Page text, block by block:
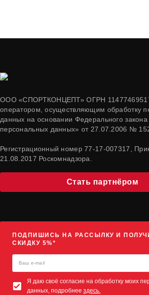
ООО «СПОРТКОНЦЕПТ» ОГРН
оператором, осуществляющим обработку
данных на основании Федерального
персональных данных» от 27.07.2006 №
Регистрационный номер 77-17-007317,
21.08.2017 Роскомнадзора.
Стать партнёром
ПОДПИШИСЬ НА РАССЫЛКУ И
СКИДКУ 5%*
Я даю своё согласие на обработку моих
данных, подробнее здесь.